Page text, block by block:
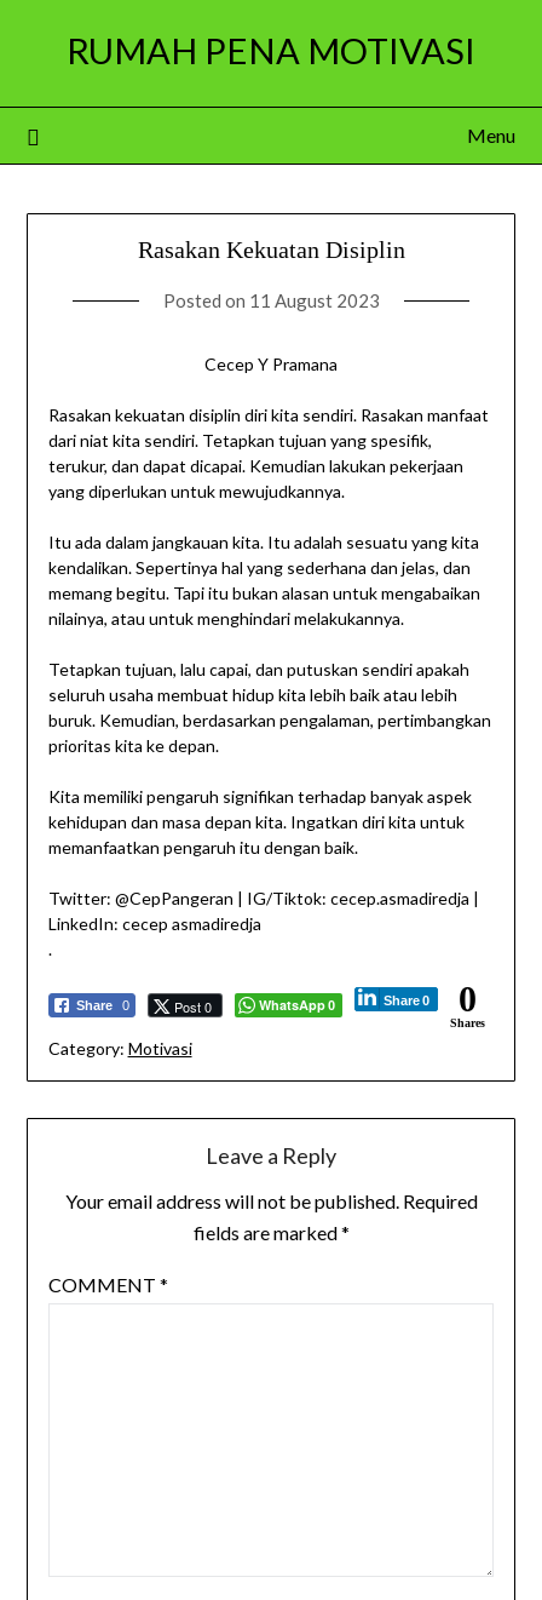
RUMAH PENA MOTIVASI
Menu
Rasakan Kekuatan Disiplin
Posted on 11 August 2023
Cecep Y Pramana
Rasakan kekuatan disiplin diri kita sendiri. Rasakan manfaat
dari niat kita sendiri. Tetapkan tujuan yang spesifik,
terukur, dan dapat dicapai. Kemudian lakukan pekerjaan
yang diperlukan untuk mewujudkannya.
Itu ada dalam jangkauan kita. Itu adalah sesuatu yang kita
kendalikan. Sepertinya hal yang sederhana dan jelas, dan
memang begitu. Tapi itu bukan alasan untuk mengabaikan
nilainya, atau untuk menghindari melakukannya.
Tetapkan tujuan, lalu capai, dan putuskan sendiri apakah
seluruh usaha membuat hidup kita lebih baik atau lebih
buruk. Kemudian, berdasarkan pengalaman, pertimbangkan
prioritas kita ke depan.
Kita memiliki pengaruh signifikan terhadap banyak aspek
kehidupan dan masa depan kita. Ingatkan diri kita untuk
memanfaatkan pengaruh itu dengan baik.
Twitter: @CepPangeran | IG/Tiktok: cecep.asmadiredja |
LinkedIn: cecep asmadiredja
.
Share 0 Post 0 WhatsApp 0 Share 0 0
Shares
Category: Motivasi
Leave a Reply
Your email address will not be published. Required
fields are marked*
COMMENT *